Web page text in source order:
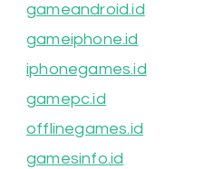
gameandroid.id
gameiphone.id
iphonegames.id
gamepc.id
offlinegames.id
gamesinfo.id